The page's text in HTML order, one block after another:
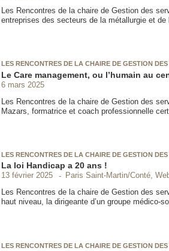
Les Rencontres de la chaire de Gestion des
entreprises des secteurs de la métallurgie et de
LES RENCONTRES DE LA CHAIRE DE GESTION
Le Care management, ou l’humain au
6 mars 2025
Les Rencontres de la chaire de Gestion des
Mazars, formatrice et coach professionnelle
LES RENCONTRES DE LA CHAIRE DE GESTION
La loi Handicap a 20 ans !
13 février 2025
Paris Saint-Martin/Conté,
Les Rencontres de la chaire de Gestion des
haut niveau, la dirigeante d’un groupe médico-
LES RENCONTRES DE LA CHAIRE DE GESTION